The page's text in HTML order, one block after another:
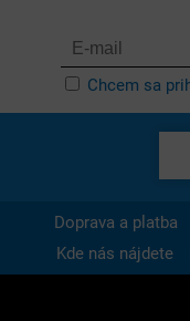
Chcem sa
Doprava a platba
Kde nás nájdete